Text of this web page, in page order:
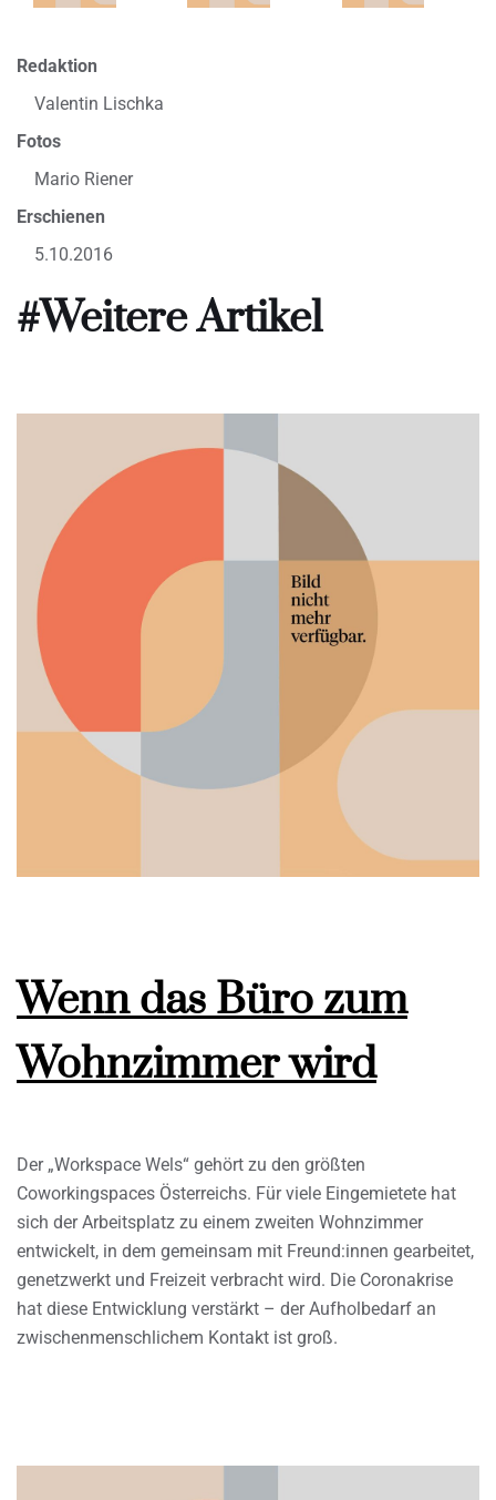
Redaktion
Valentin Lischka
Fotos
Mario Riener
Erschienen
5.10.2016
#Weitere Artikel
Wenn das Büro zum
Wohnzimmer wird
Der „Workspace Wels“ gehört zu den größten
Coworkingspaces Österreichs. Für viele Eingemietete hat
sich der Arbeitsplatz zu einem zweiten Wohnzimmer
entwickelt, in dem gemeinsam mit Freund:innen gearbeitet,
genetzwerkt und Freizeit verbracht wird. Die Coronakrise
hat diese Entwicklung verstärkt – der Aufholbedarf an
zwischenmenschlichem Kontakt ist groß.